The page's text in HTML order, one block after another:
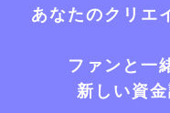
あなたのクリエ
ファンと一
新しい資